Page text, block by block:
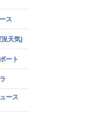
ス
況天気)
ート
ース